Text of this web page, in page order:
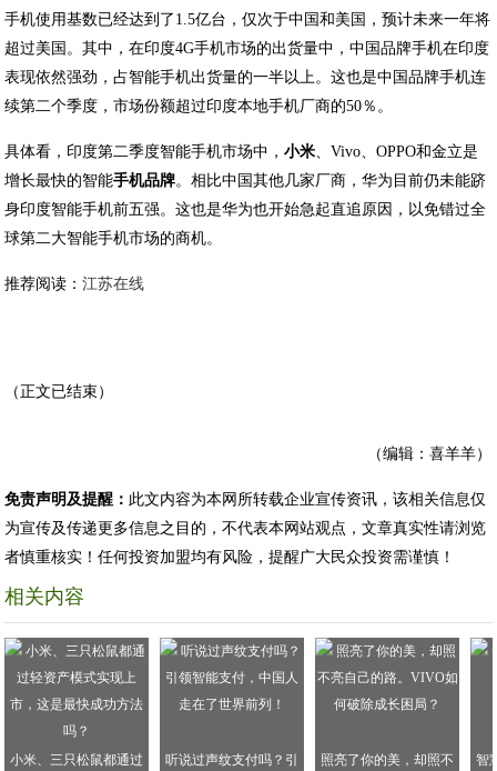
手机使用基数已经达到了1.5亿台，仅次于中国和美国，预计未来一年将
超过美国。其中，在印度4G手机市场的出货量中，中国品牌手机在印度
表现依然强劲，占智能手机出货量的一半以上。这也是中国品牌手机连
续第二个季度，市场份额超过印度本地手机厂商的50％。
具体看，印度第二季度智能手机市场中，小米、Vivo、OPPO和金立是
增长最快的智能手机品牌。相比中国其他几家厂商，华为目前仍未能跻
身印度智能手机前五强。这也是华为也开始急起直追原因，以免错过全
球第二大智能手机市场的商机。
推荐阅读：江苏在线
（正文已结束）
（编辑：喜羊羊）
免责声明及提醒： 此文内容为本网所转载企业宣传资讯，该相关信息仅
为宣传及传递更多信息之目的，不代表本网站观点，文章真实性请浏览
者慎重核实！任何投资加盟均有风险，提醒广大民众投资需谨慎！
相关内容
小米、三只松鼠都通过
听说过声纹支付吗？引
照亮了你的美，却照不
智